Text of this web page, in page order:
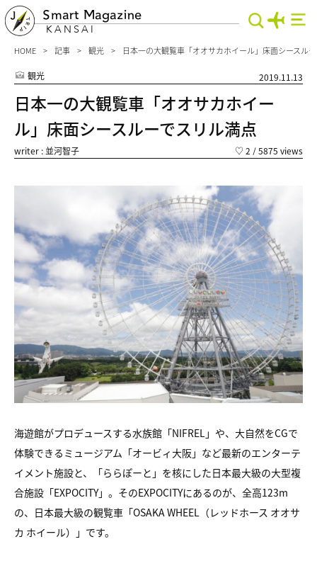
Smart Magazine
KANSAI
HOME 記事 観光 日本一の大観覧車「オオサカホイール」床面シースル
観光 2019.11.13
日本一の大観覧車「オオサカホイー
ル」床面シースルーでスリル満点
writer : 並河智子 ♡ 2 / 5875 views
海遊館がプロデュースする水族館「NIFREL」や、大自然をCGで
体験できるミュージアム「オービィ大阪」など最新のエンターテ
イメント施設と、「ららぽーと」を核にした日本最大級の大型複
合施設「EXPOCITY」。そのEXPOCITYにあるのが、全高123m
の、日本最大級の観覧車「OSAKA WHEEL（レッドホース オオサ
カ ホイール）」です。